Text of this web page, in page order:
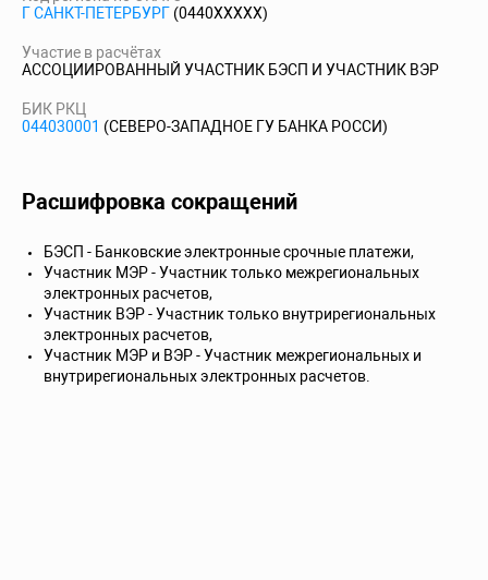
Г САНКТ-ПЕТЕРБУРГ (0440XXXXX)
Участие в расчётах
АССОЦИИРОВАННЫЙ УЧАСТНИК БЭСП И УЧАСТНИК ВЭР
БИК РКЦ
044030001 (СЕВЕРО-ЗАПАДНОЕ ГУ БАНКА РОССИ)
Расшифровка сокращений
БЭСП - Банковские электронные срочные платежи,
Участник МЭР - Участник только межрегиональных
электронных расчетов,
Участник ВЭР - Участник только внутрирегиональных
электронных расчетов,
Участник МЭР и ВЭР - Участник межрегиональных и
внутрирегиональных электронных расчетов.